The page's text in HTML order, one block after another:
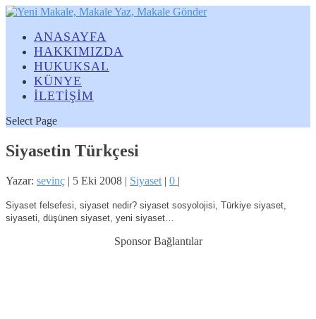
ANASAYFA
HAKKIMIZDA
HUKUKSAL
KÜNYE
İLETİŞİM
Select Page
Siyasetin Türkçesi
Yazar: sevinç | 5 Eki 2008 | Siyaset | 0 |
Siyaset felsefesi, siyaset nedir? siyaset sosyolojisi, Türkiye siyaset,
siyaseti, düşünen siyaset, yeni siyaset…
Sponsor Bağlantılar